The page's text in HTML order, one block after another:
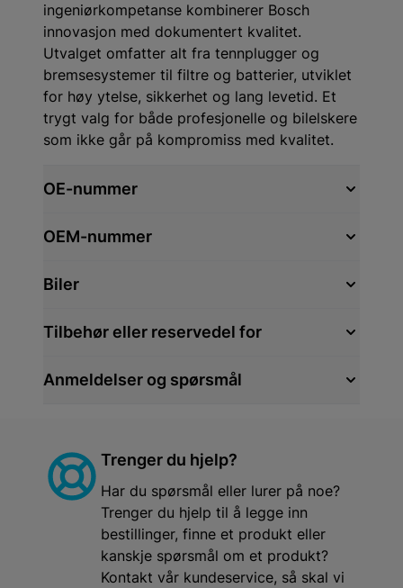
ingeniørkompetanse kombinerer Bosch
innovasjon med dokumentert kvalitet.
Utvalget omfatter alt fra tennplugger og
bremsesystemer til filtre og batterier, utviklet
for høy ytelse, sikkerhet og lang levetid. Et
trygt valg for både profesjonelle og bilelskere
som ikke går på kompromiss med kvalitet.
OE-nummer
OEM-nummer
Biler
Tilbehør eller reservedel for
Anmeldelser og spørsmål
Trenger du hjelp?
Har du spørsmål eller lurer på noe?
Trenger du hjelp til å legge inn
bestillinger, finne et produkt eller
kanskje spørsmål om et produkt?
Kontakt vår kundeservice, så skal vi